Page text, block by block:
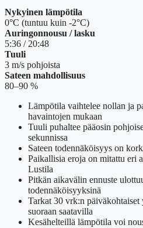
Nykyinen lämpötila
0°C (tuntuu kuin -2°C)
Auringonnousu / lasku
5:36 / 20:48
Tuuli
3 m/s pohjoista
Sateen mahdollisuus
80–90 %
Lämpötila vaihtelee nollan ja
havaintojen mukaan
Tuuli puhaltee pääosin
sekunnissa
Sateen todennäköisyys on
Paikallisia eroja on mitattu eri
Lustila
Pitkän aikavälin ennuste
todennäköisyyksinä
Tarkat 30 vrk:n
suoraan saatavilla
Kesähelteillä lämpötila voi